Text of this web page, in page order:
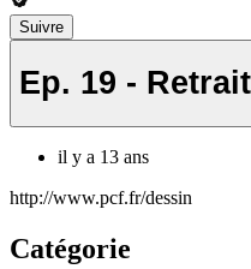
Suivre
Ep. 19 -
il y a 13 ans
http://www.pcf.fr/dessin
Catégorie